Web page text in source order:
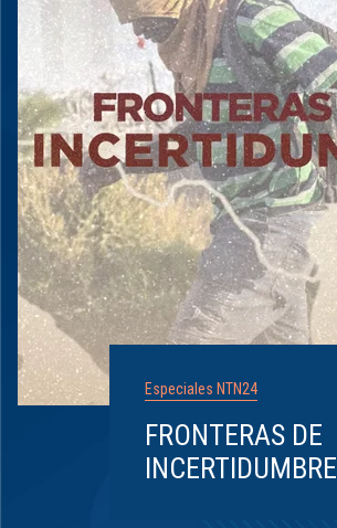
Especiales NTN24
FRONTERAS DE
INCERTIDUMBRE